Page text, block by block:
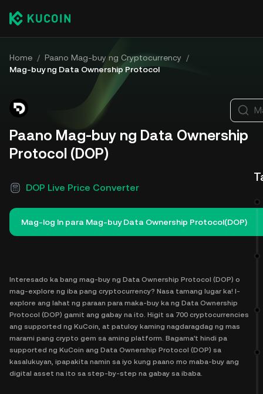
Home / Paano Mag-buy ng Cryptocurrency /
Mag-buy ng Data Ownership Protocol
Paano Mag-buy ng Data Ownership
Protocol (DOP)
DOP Live Price Converter
Mag-log In para Mag-buy Data Ownership Protocol(DOP)
Interesado ka bang mag-buy ng Data Ownership Protocol (DOP) o
mag-explore ng iba pang cryptocurrency? Nasa tamang lugar ka! I-
explore ang lahat ng paraan para maka-buy ka ng Data Ownership
Protocol (DOP) gamit ang gabay na ito. Higit sa 700 cryptocurrencies
ang supported ng KuCoin, at patuloy kaming nagdaragdag ng mas
marami pang crypto gem sa aming platform. Bagama't hindi pa
supported ng KuCoin ang Data Ownership Protocol (DOP) sa
kasalukuyan, ipapakita namin sa iyo kung paano mo maba-buy ang
digital asset na ito sa step-by-step na gabay sa ibaba.